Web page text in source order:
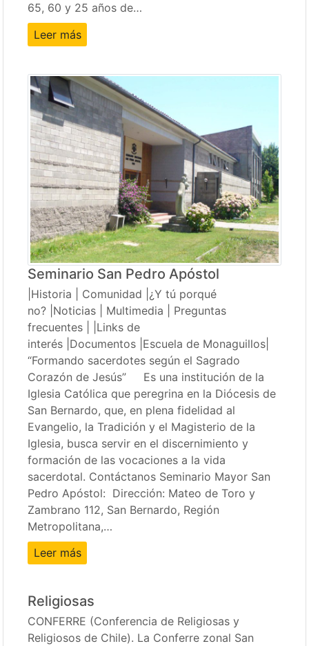
65, 60 y 25 años de…
Leer más
Seminario San Pedro Apóstol
|Historia | Comunidad |¿Y tú porqué
no? |Noticias | Multimedia | Preguntas
frecuentes | |Links de
interés |Documentos |Escuela de Monaguillos|
“Formando sacerdotes según el Sagrado
Corazón de Jesús” Es una institución de la
Iglesia Católica que peregrina en la Diócesis de
San Bernardo, que, en plena fidelidad al
Evangelio, la Tradición y el Magisterio de la
Iglesia, busca servir en el discernimiento y
formación de las vocaciones a la vida
sacerdotal. Contáctanos Seminario Mayor San
Pedro Apóstol: Dirección: Mateo de Toro y
Zambrano 112, San Bernardo, Región
Metropolitana,…
Leer más
Religiosas
CONFERRE (Conferencia de Religiosas y
Religiosos de Chile). La Conferre zonal San